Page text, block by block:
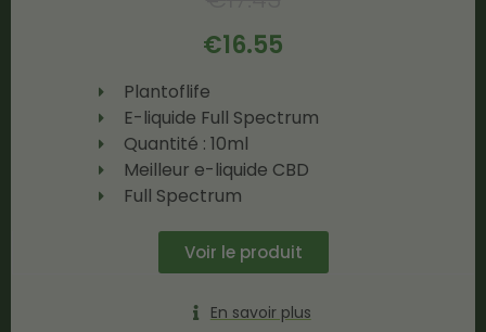
€16.55
Plantoflife
E-liquide Full Spectrum
Quantité : 10ml
Meilleur e-liquide CBD
Full Spectrum
Voir le produit
En savoir plus